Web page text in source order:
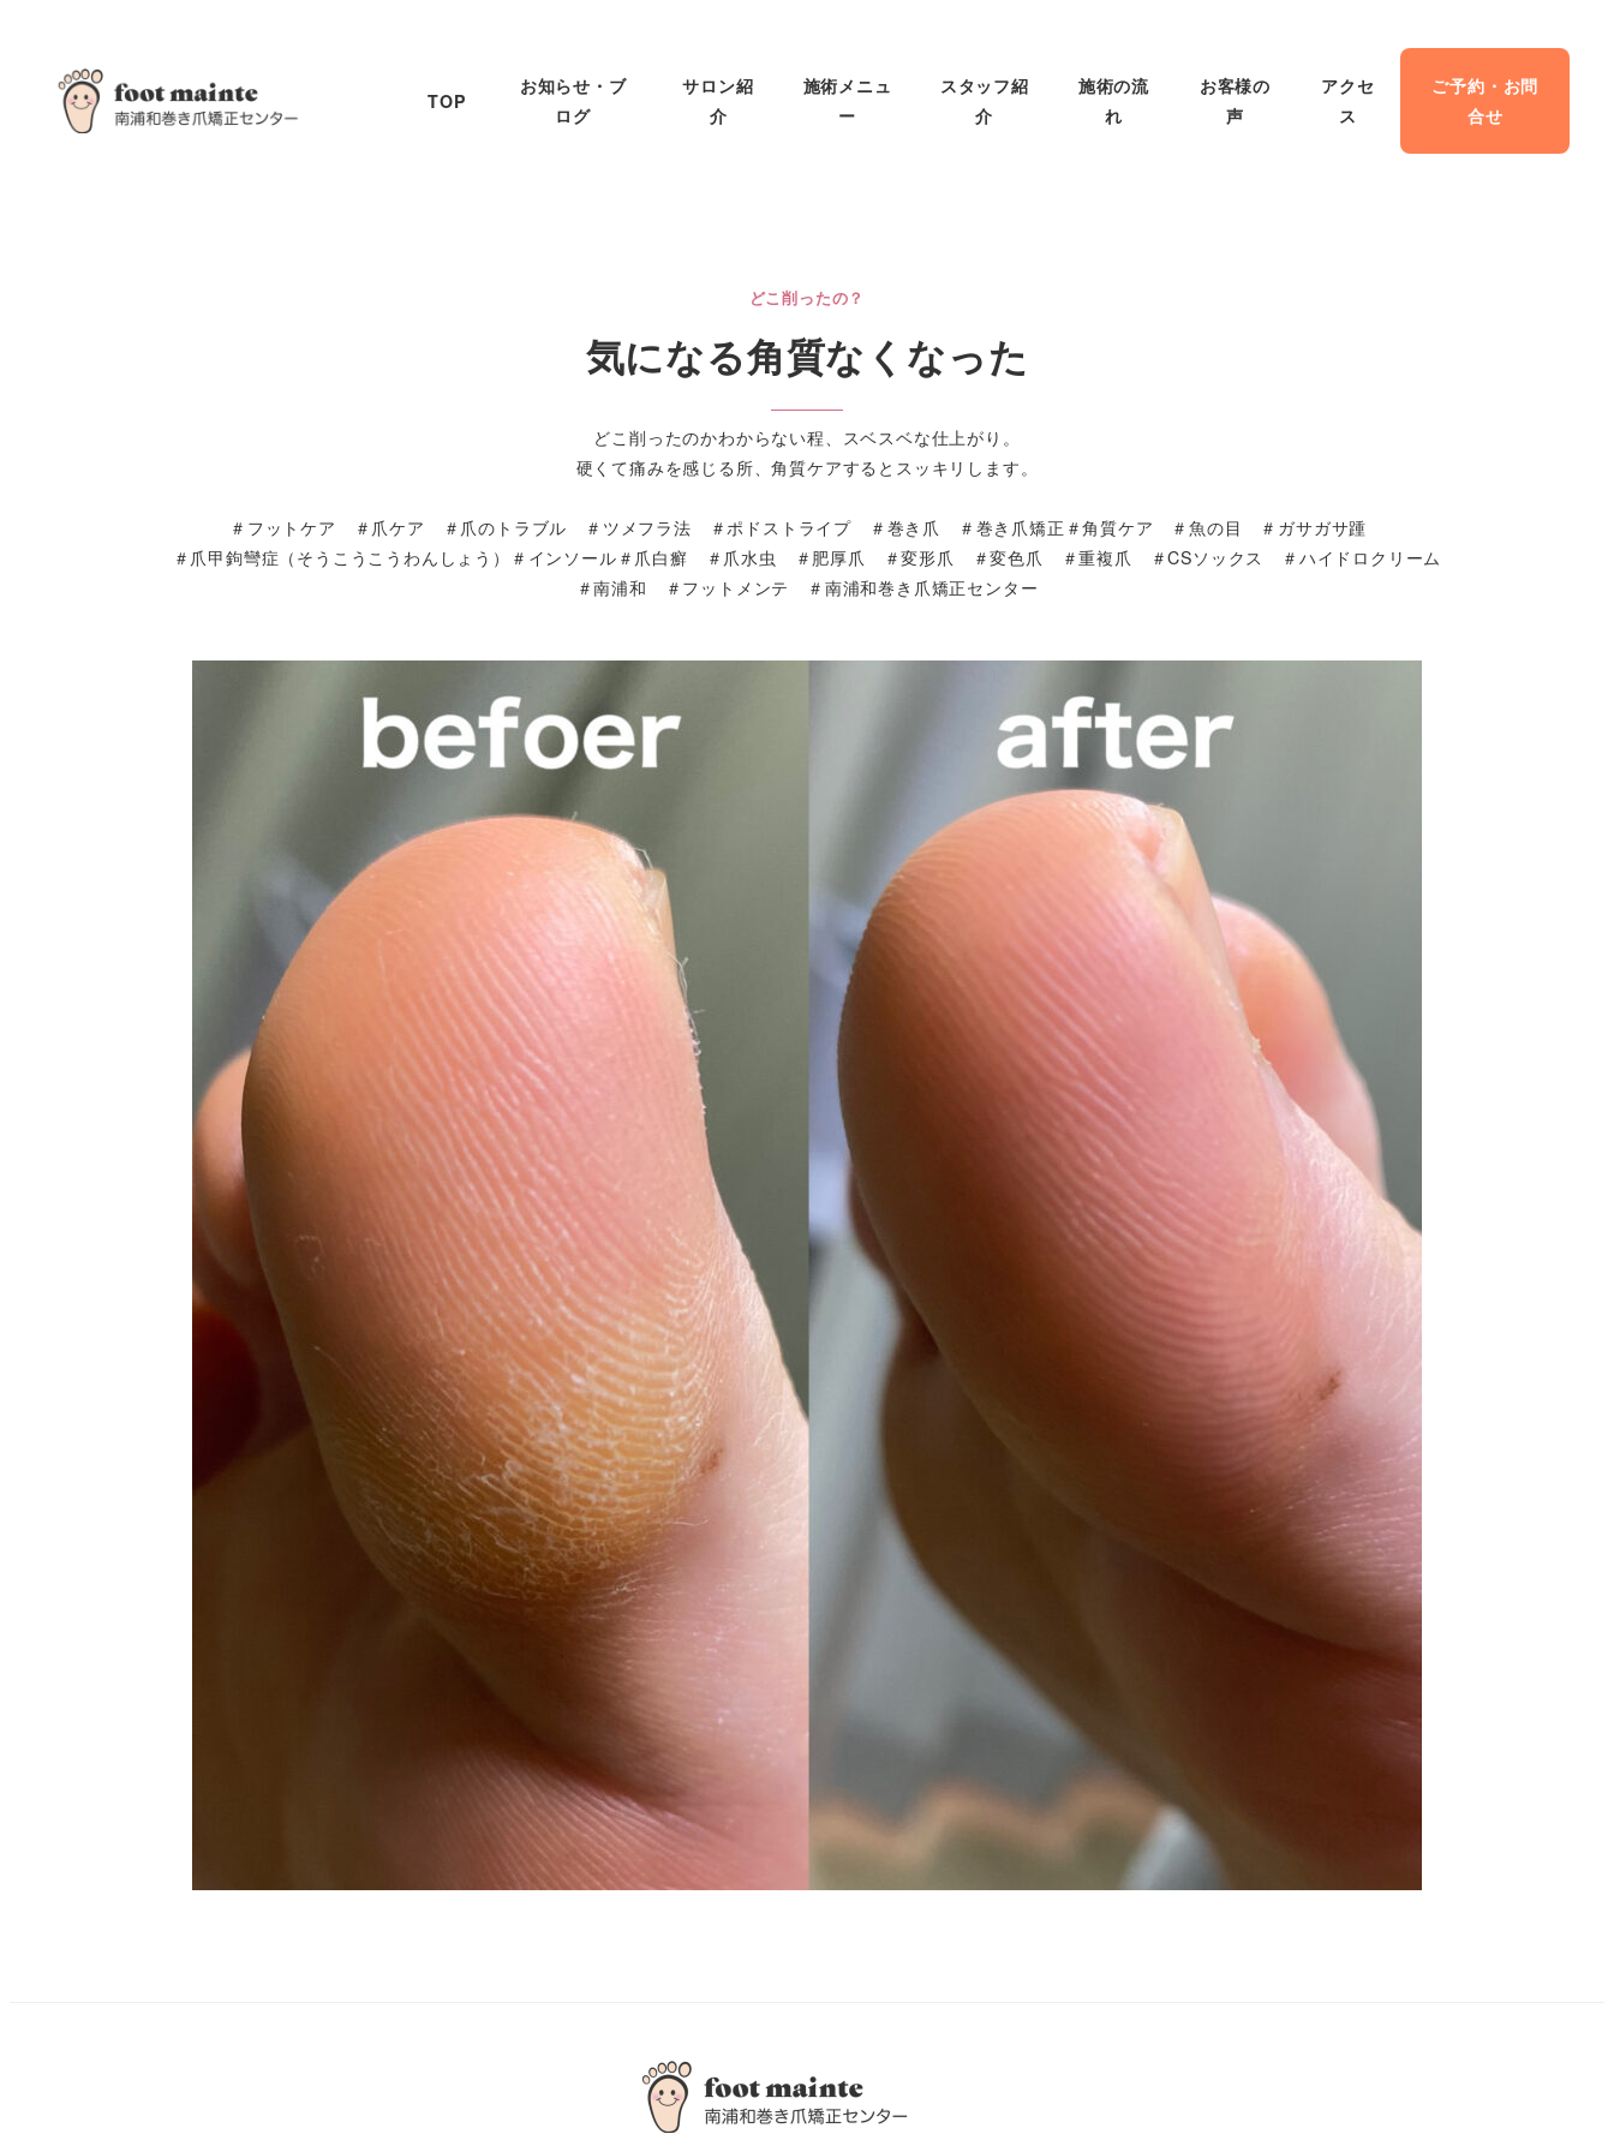
TOP
お知らせ・ブ
ログ
サロン紹
介
施術メニュ
ー
スタッフ紹
介
施術の流
れ
お客様の
声
アクセ
ス
ご予約・お問
合せ
どこ削ったの？
気になる角質なくなった
どこ削ったのかわからない程、スベスベな仕上がり。
硬くて痛みを感じる所、角質ケアするとスッキリします。
＃フットケア ＃爪ケア ＃爪のトラブル ＃ツメフラ法 ＃ポドストライプ ＃巻き爪 ＃巻き爪矯正＃角質ケア ＃魚の目 ＃ガサガサ踵
＃爪甲鉤彎症（そうこうこうわんしょう）＃インソール＃爪白癬 ＃爪水虫 ＃肥厚爪 ＃変形爪 ＃変色爪 ＃重複爪 ＃CSソックス ＃ハイドロクリーム
＃南浦和 ＃フットメンテ ＃南浦和巻き爪矯正センター